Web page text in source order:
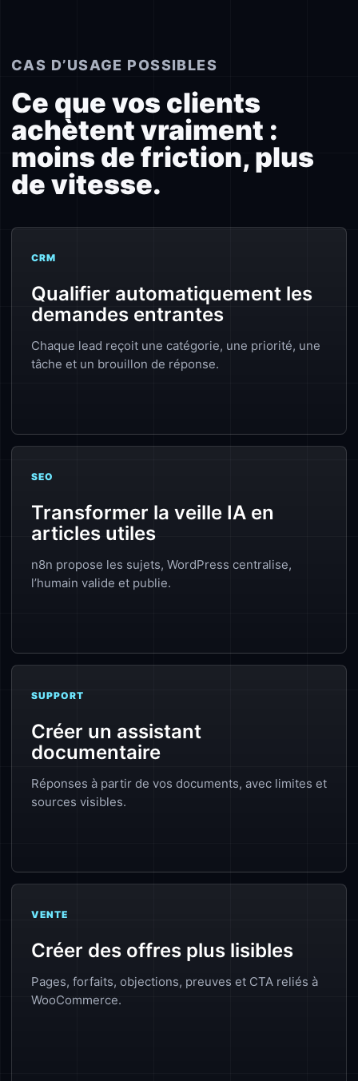
CAS D’USAGE POSSIBLES
Ce que vos clients
achètent vraiment :
moins de friction, plus
de vitesse.
CRM
Qualifier automatiquement les
demandes entrantes
Chaque lead reçoit une catégorie, une priorité, une
tâche et un brouillon de réponse.
SEO
Transformer la veille IA en
articles utiles
n8n propose les sujets, WordPress centralise,
l’humain valide et publie.
SUPPORT
Créer un assistant
documentaire
Réponses à partir de vos documents, avec limites et
sources visibles.
VENTE
Créer des offres plus lisibles
Pages, forfaits, objections, preuves et CTA reliés à
WooCommerce.